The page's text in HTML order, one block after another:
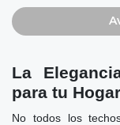
La
para tu Hogar
No todos los